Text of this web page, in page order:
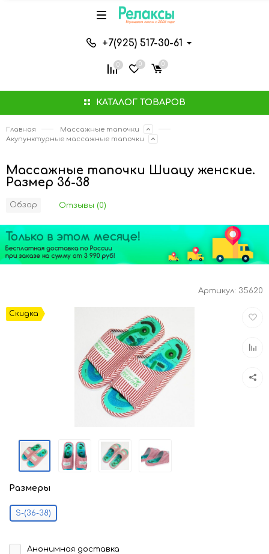
КАТАЛОГ ТОВАРОВ
+7(925) 517-30-61
0 0 0
Главная
Массажные тапочки
Акупунктурные массажные тапочки
Массажные тапочки Шиацу женские.
Размер 36-38
Обзор Отзывы (0)
Скидка
Артикул: 35620
Размеры
S-(36-38)
Анонимная доставка